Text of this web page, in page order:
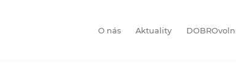
O nás Aktuality